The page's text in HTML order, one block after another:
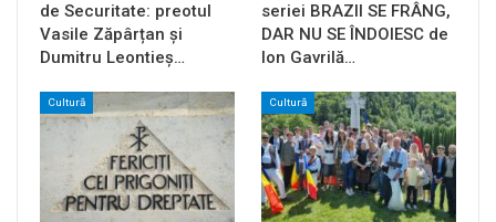
de Securitate: preotul
Vasile Zăpârțan și
Dumitru Leontieș…
seriei BRAZII SE FRÂNG,
DAR NU SE ÎNDOIESC de
Ion Gavrilă…
Cultură Cultură